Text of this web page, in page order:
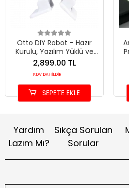
Otto DIY Robot – Hazır
Kurulu, Yazılım Yüklü ve
Dans Eden Robotik Set
2,899.00 TL
KDV DAHİLDİR
SEPETE EKLE
Yardım
Lazım Mı?
Sıkça Sorulan
Sorular